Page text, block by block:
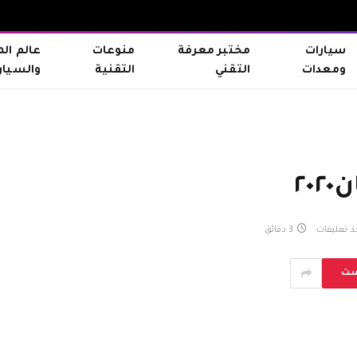
سيارات
ومعدات
مختبر معرفة
التقني
منوعات
التقنية
عالم
تعليقات 3 دقائق